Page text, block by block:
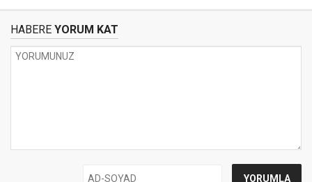
HABERE YORUM KAT